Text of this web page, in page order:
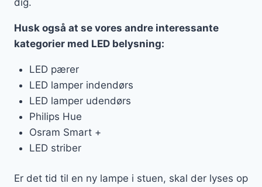
Husk også at se vores andre interessante
kategorier med LED belysning:
LED pærer
LED lamper indendørs
LED lamper udendørs
Philips Hue
Osram Smart +
LED striber
Er det tid til en ny lampe i stuen, skal der lyses op